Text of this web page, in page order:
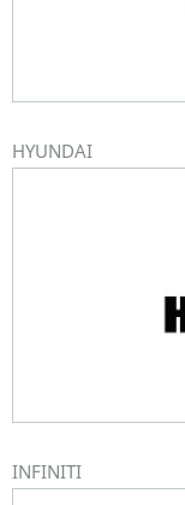
HYUNDAI
INFINITI